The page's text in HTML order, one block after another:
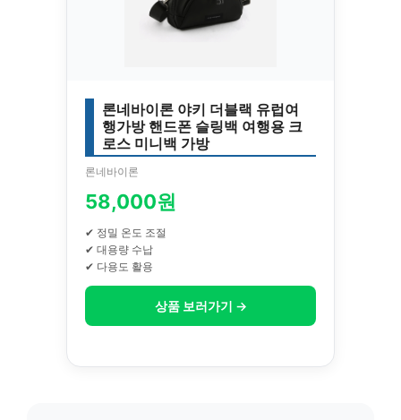
론네바이론 야키 더블랙 유럽여
행가방 핸드폰 슬링백 여행용 크
로스 미니백 가방
론네바이론
58,000원
✔ 정밀 온도 조절
✔ 대용량 수납
✔ 다용도 활용
상품 보러가기 →